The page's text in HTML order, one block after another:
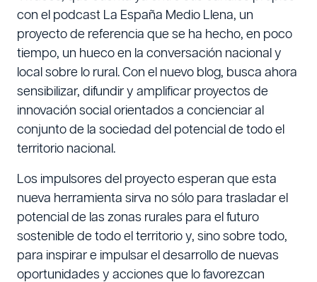
con el podcast La España Medio Llena, un
proyecto de referencia que se ha hecho, en poco
tiempo, un hueco en la conversación nacional y
local sobre lo rural. Con el nuevo blog, busca ahora
sensibilizar, difundir y amplificar proyectos de
innovación social orientados a concienciar al
conjunto de la sociedad del potencial de todo el
territorio nacional.
Los impulsores del proyecto esperan que esta
nueva herramienta sirva no sólo para trasladar el
potencial de las zonas rurales para el futuro
sostenible de todo el territorio y, sino sobre todo,
para inspirar e impulsar el desarrollo de nuevas
oportunidades y acciones que lo favorezcan